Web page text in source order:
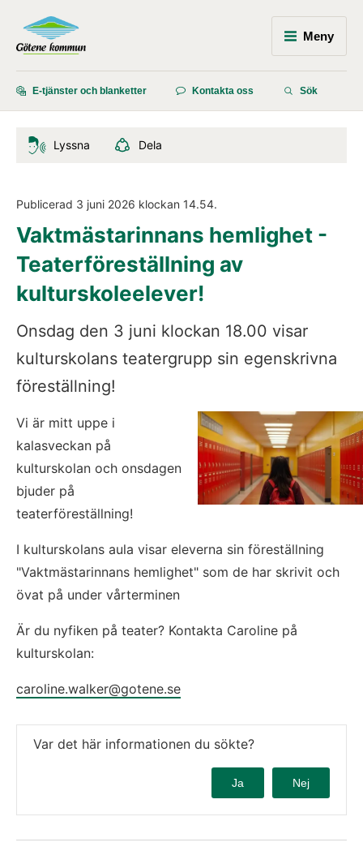
Meny
E-tjänster och blanketter Kontakta oss Sök
Lyssna Dela
Publicerad 3 juni 2026 klockan 14.54.
Vaktmästarinnans hemlighet -
Teaterföreställning av
kulturskoleelever!
Onsdag den 3 juni klockan 18.00 visar
kulturskolans teatergrupp sin egenskrivna
föreställning!
Vi är mitt uppe i
kalasveckan på
kulturskolan och onsdagen
bjuder på
teaterföreställning!
I kulturskolans aula visar eleverna sin föreställning
"Vaktmästarinnans hemlighet" som de har skrivit och
övat på under vårterminen
Är du nyfiken på teater? Kontakta Caroline på
kulturskolan:
caroline.walker@gotene.se
Var det här informationen du sökte?
Ja Nej